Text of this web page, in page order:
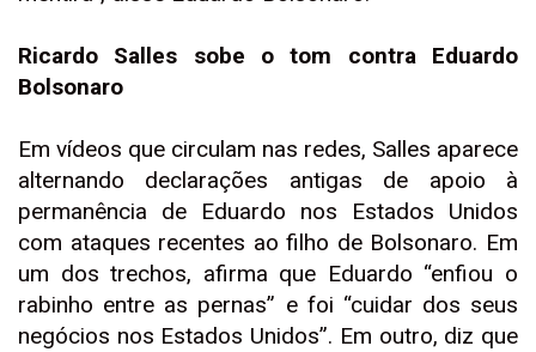
Ricardo Salles sobe o tom contra Eduardo
Bolsonaro
Em vídeos que circulam nas redes, Salles aparece
alternando declarações antigas de apoio à
permanência de Eduardo nos Estados Unidos
com ataques recentes ao filho de Bolsonaro. Em
um dos trechos, afirma que Eduardo “enfiou o
rabinho entre as pernas” e foi “cuidar dos seus
negócios nos Estados Unidos”. Em outro, diz que